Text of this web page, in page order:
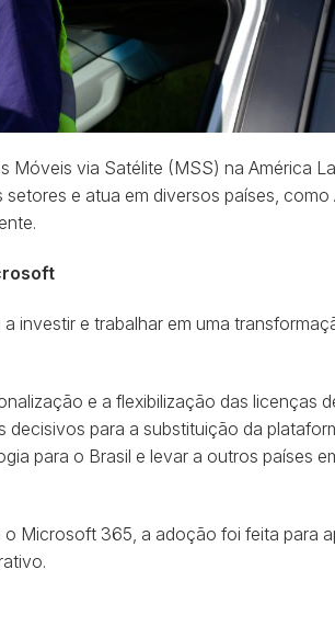
Móveis via Satélite (MSS) na América
e atua em diversos países,
investir e trabalhar em uma
e a flexibilização das licenças
para a substituição da
para o Brasil e levar a outros países
Microsoft 365, a adoção foi feita para